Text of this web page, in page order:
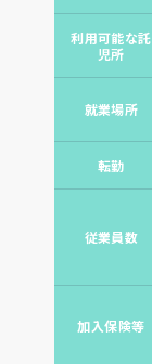
利用可能な託
児所
就業場所
転勤
従業員数
加入保険等